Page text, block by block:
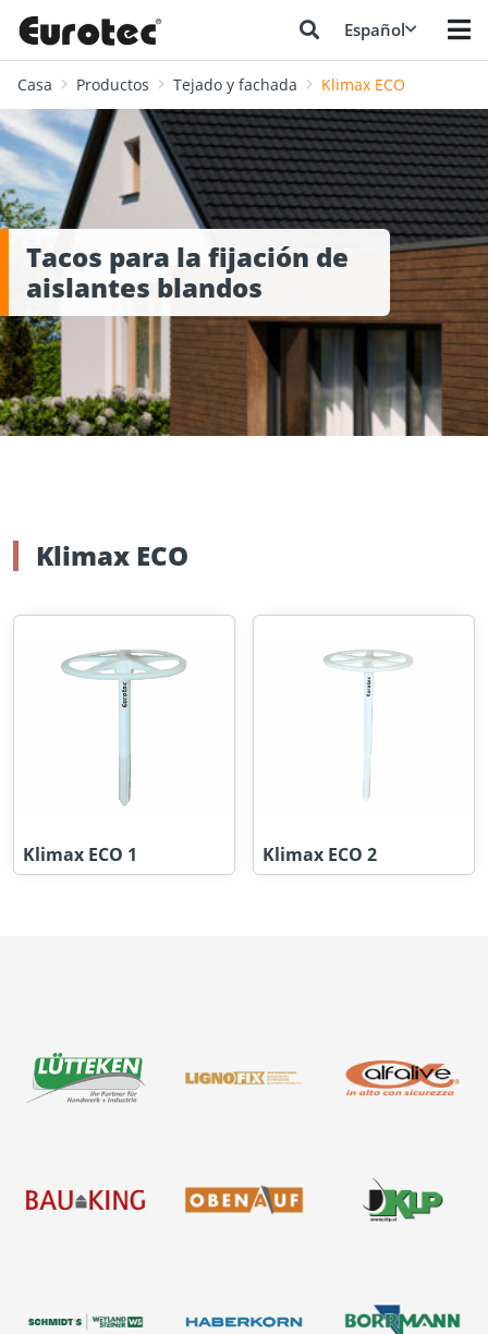
Español
Casa Productos Tejado y fachada Klimax ECO
Tacos para la fijación de
aislantes blandos
Klimax ECO
Klimax ECO 1 Klimax ECO 2